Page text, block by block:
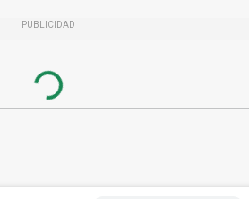
PUBLICIDAD
Loading...